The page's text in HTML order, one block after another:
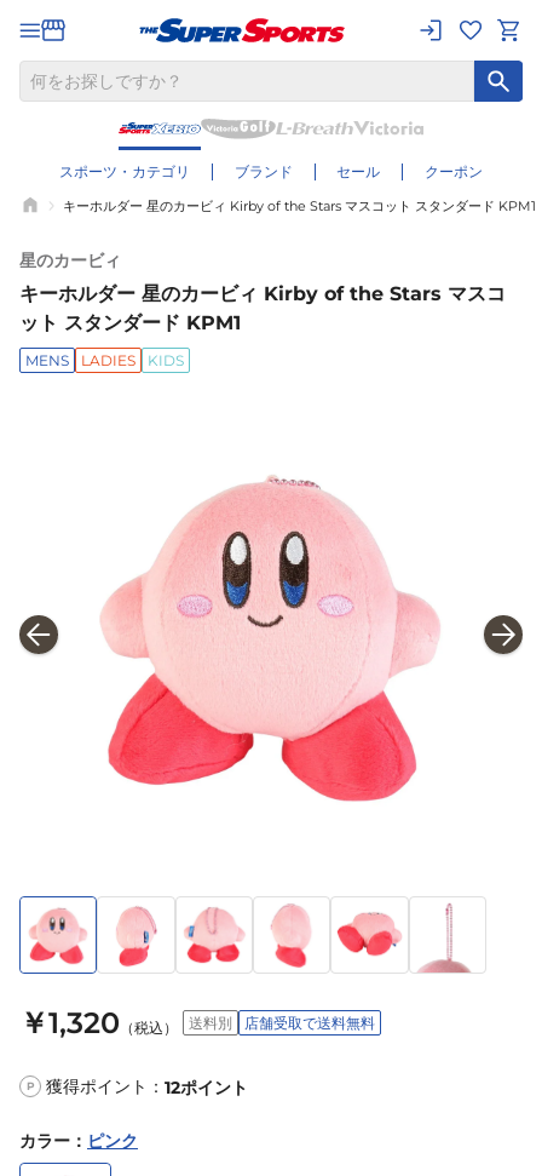
スポーツ・カテゴリ ブランド セール クーポン
キーホルダー 星のカービィ Kirby of the Stars マスコット スタンダード KPM1
星のカービィ
キーホルダー 星のカービィ Kirby of the Stars マスコ
ット スタンダード KPM1
MENS LADIES KIDS
￥1,320 （税込） 送料別 店舗受取で送料無料
P 獲得ポイント： 12ポイント
カラー ： ピンク